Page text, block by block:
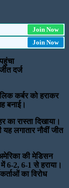
Join Now
Join Now
दर्ज
कर्बर को हराकर
बनाई।
रास्ता दिखाया।
लगातार नौवीं जीत
की मेडिसन
6-2, 6-1 से हराया।
का विरोध